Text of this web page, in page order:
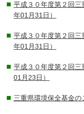
平成３０年度第２回三
年01月31日）
平成３０年度第２回三
年01月31日）
平成３０年度第２回
01月23日）
三重県環境保全基金の